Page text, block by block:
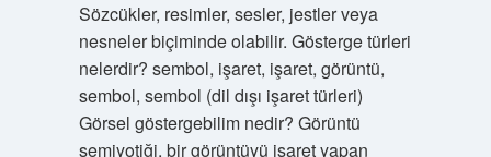
Sözcükler, resimler, sesler, jestler veya
nesneler biçiminde olabilir. Gösterge türleri
nelerdir? sembol, işaret, işaret, görüntü,
sembol, sembol (dil dışı işaret türleri)
Görsel göstergebilim nedir? Görüntü
semiyotiği, bir görüntüyü işaret yapan